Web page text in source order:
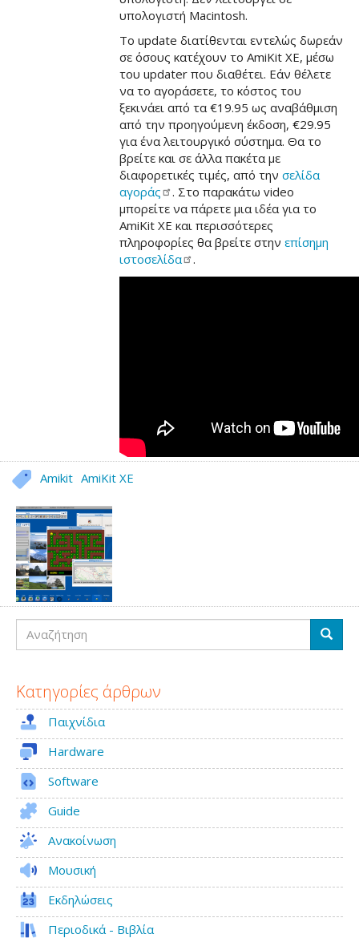
υπολογιστή Macintosh.
Το update διατίθενται εντελώς δωρεάν
σε όσους κατέχουν το AmiKit XE, μέσω
του updater που διαθέτει. Εάν θέλετε
να το αγοράσετε, το κόστος του
ξεκινάει από τα €19.95 ως αναβάθμιση
από την προηγούμενη έκδοση, €29.95
για ένα λειτουργικό σύστημα. Θα το
βρείτε και σε άλλα πακέτα με
διαφορετικές τιμές, από τηνσελίδα
αγοράς
. Στο παρακάτω video
μπορείτε να πάρετε μια ιδέα για το
AmiKit XE και περισσότερες
πληροφορίες θα βρείτε στηνεπίσημη
ιστοσελίδα
.
Amikit AmiKit XE
Αναζήτηση
Κατηγορίες άρθρων
Παιχνίδια
Hardware
Software
Guide
Ανακοίνωση
Μουσική
Εκδηλώσεις
Περιοδικά - Βιβλία